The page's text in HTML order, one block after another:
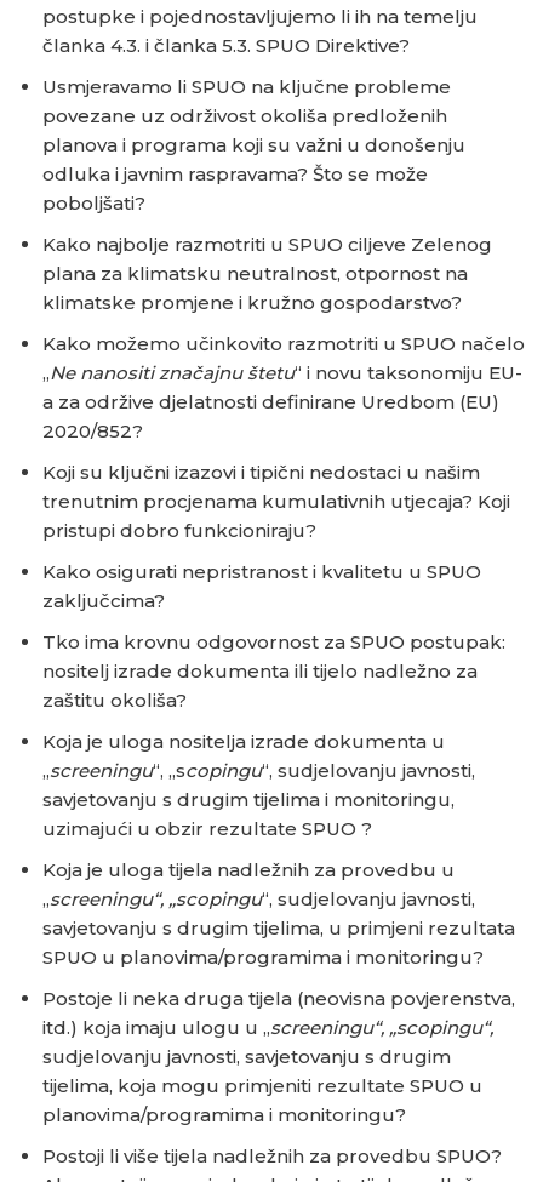
postupke i pojednostavljujemo li ih na temelju
članka 4.3. i članka 5.3. SPUO Direktive?
Usmjeravamo li SPUO na ključne probleme
povezane uz održivost okoliša predloženih
planova i programa koji su važni u donošenju
odluka i javnim raspravama? Što se može
poboljšati?
Kako najbolje razmotriti u SPUO ciljeve Zelenog
plana za klimatsku neutralnost, otpornost na
klimatske promjene i kružno gospodarstvo?
Kako možemo učinkovito razmotriti u SPUO načelo
„Ne nanositi značajnu štetu“ i novu taksonomiju EU-
a za održive djelatnosti definirane Uredbom (EU)
2020/852?
Koji su ključni izazovi i tipični nedostaci u našim
trenutnim procjenama kumulativnih utjecaja? Koji
pristupi dobro funkcioniraju?
Kako osigurati nepristranost i kvalitetu u SPUO
zaključcima?
Tko ima krovnu odgovornost za SPUO postupak:
nositelj izrade dokumenta ili tijelo nadležno za
zaštitu okoliša?
Koja je uloga nositelja izrade dokumenta u
„screeningu“, „scopingu“, sudjelovanju javnosti,
savjetovanju s drugim tijelima i monitoringu,
uzimajući u obzir rezultate SPUO ?
Koja je uloga tijela nadležnih za provedbu u
„screeningu“, „scopingu“, sudjelovanju javnosti,
savjetovanju s drugim tijelima, u primjeni rezultata
SPUO u planovima/programima i monitoringu?
Postoje li neka druga tijela (neovisna povjerenstva,
itd.) koja imaju ulogu u „screeningu“, „scopingu“,
sudjelovanju javnosti, savjetovanju s drugim
tijelima, koja mogu primjeniti rezultate SPUO u
planovima/programima i monitoringu?
Postoji li više tijela nadležnih za provedbu SPUO?